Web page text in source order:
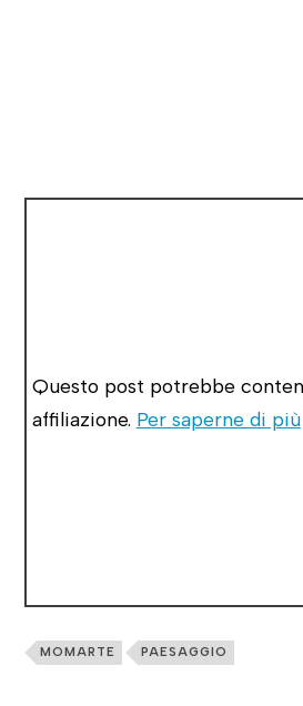
Questo post potrebbe
affiliazione. Per saperne di più
MOMARTE PAESAGGIO